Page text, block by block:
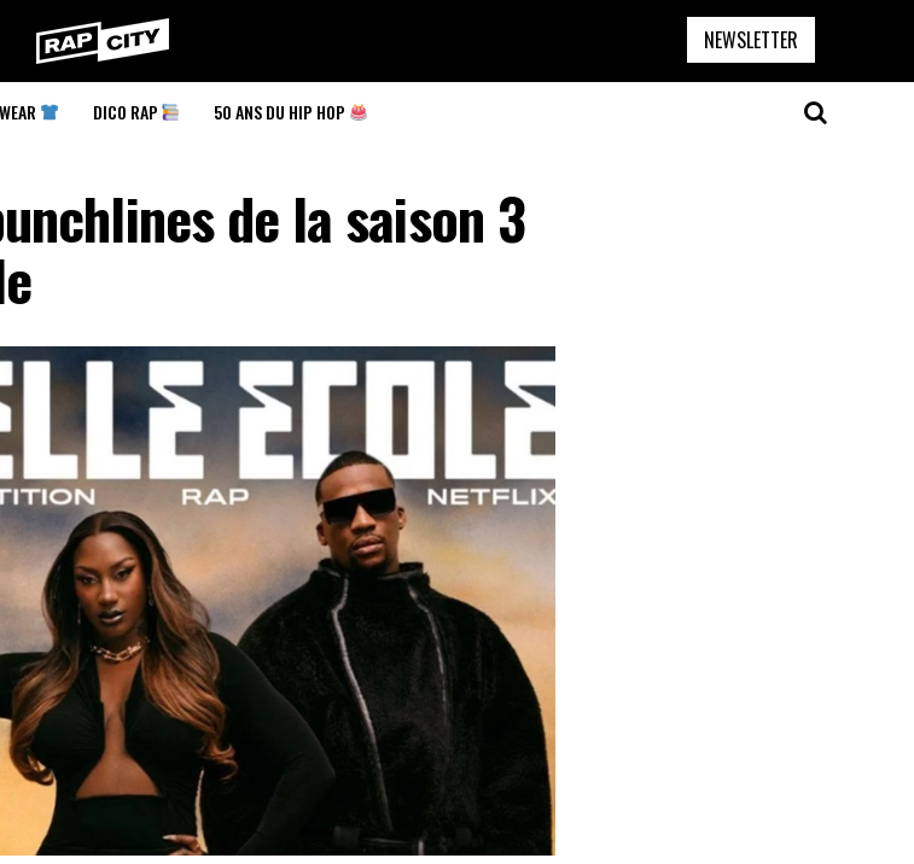
RapCity
NEWSLETTER
DICO RAP 50 ANS DU HIP HOP
de la saison 3